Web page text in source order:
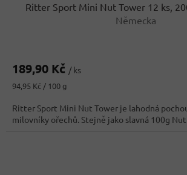
Ritter Sport Mini Nut Tower 12 ks,
Německa
189,90 Kč / ks
Měrná
94,95 Kč / 100 g
Ritter Sport Mini Nut Tower je lahodná
milovníky ořechů. Stejně jako slavná 100g